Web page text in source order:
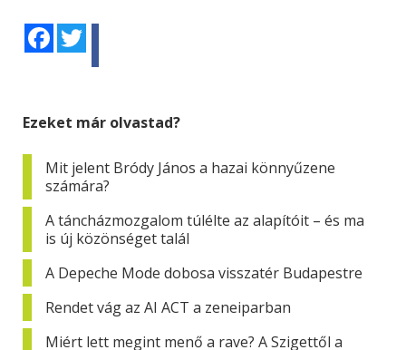
Facebook
Ezeket már olvastad?
Mit jelent Bródy János a hazai könnyűzene
számára?
A táncházmozgalom túlélte az alapítóit – és ma
is új közönséget talál
A Depeche Mode dobosa visszatér Budapestre
Rendet vág az AI ACT a zeneiparban
Miért lett megint menő a rave? A Szigettől a